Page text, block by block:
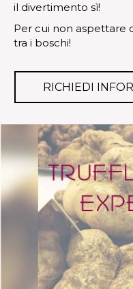
il divertimento sì!
Per cui non aspettare
tra i boschi!
RICHIEDI